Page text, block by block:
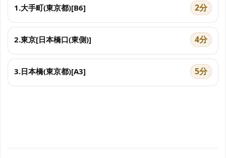
1.大手町(東京都)[B6] 2分
2.東京[日本橋口(東側)] 4分
3.日本橋(東京都)[A3] 5分